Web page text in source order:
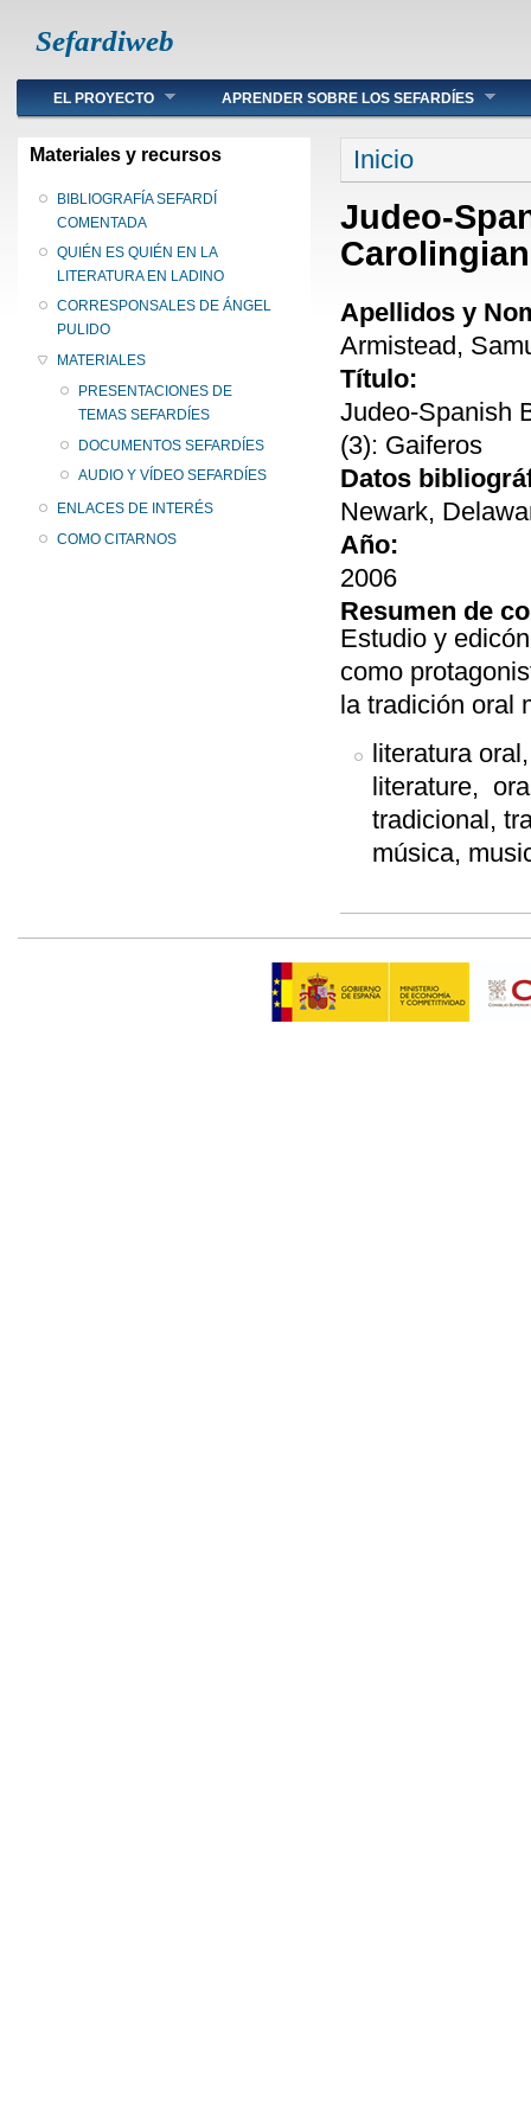
Sefardiweb
Main menu
EL PROYECTO APRENDER SOBRE LOS SEFARDÍES
Materiales y recursos
BIBLIOGRAFÍA SEFARDÍ
COMENTADA
QUIÉN ES QUIÉN EN LA
LITERATURA EN LADINO
CORRESPONSALES DE ÁNGEL
PULIDO
MATERIALES
PRESENTACIONES DE
TEMAS SEFARDÍES
DOCUMENTOS SEFARDÍES
AUDIO Y VÍDEO SEFARDÍES
ENLACES DE INTERÉS
COMO CITARNOS
Se encuentra
Inicio
Judeo-
Apellidos y
Armistead,
Título:
Judeo-Spanish
(3): Gaiferos
Datos
Newark,
Año:
2006
Resumen de
Estudio y
como
la tradición oral
literatura
literature,
tradicional,
música,